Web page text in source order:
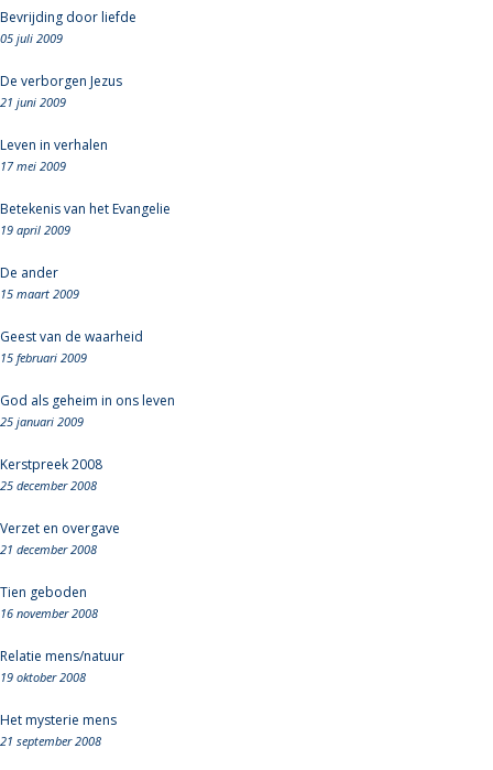
Bevrijding door liefde
05 juli 2009
De verborgen Jezus
21 juni 2009
Leven in verhalen
17 mei 2009
Betekenis van het Evangelie
19 april 2009
De ander
15 maart 2009
Geest van de waarheid
15 februari 2009
God als geheim in ons leven
25 januari 2009
Kerstpreek 2008
25 december 2008
Verzet en overgave
21 december 2008
Tien geboden
16 november 2008
Relatie mens/natuur
19 oktober 2008
Het mysterie mens
21 september 2008